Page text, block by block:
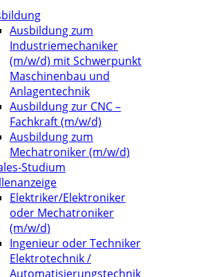
Ausbildung zum
Industriemechaniker
(m/w/d) mit Schwerpunkt
Maschinenbau und
Anlagentechnik
Ausbildung zur CNC –
Fachkraft (m/w/d)
Ausbildung zum
Mechatroniker (m/w/d)
Studium
Elektriker/Elektroniker
oder Mechatroniker
(m/w/d)
Ingenieur oder Techniker
Elektrotechnik /
Automatisierungstechnik